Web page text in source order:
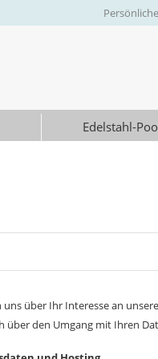
Edelstahl-
uns über Ihr Interesse an
über den Umgang mit Ihren